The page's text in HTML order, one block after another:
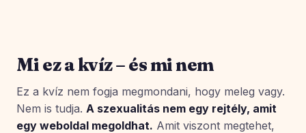
Mi ez a kvíz – és mi nem
Ez a kvíz nem fogja megmondani, hogy meleg vagy.
Nem is tudja. A szexualitás nem egy rejtély, amit
egy weboldal megoldhat. Amit viszont megtehet,